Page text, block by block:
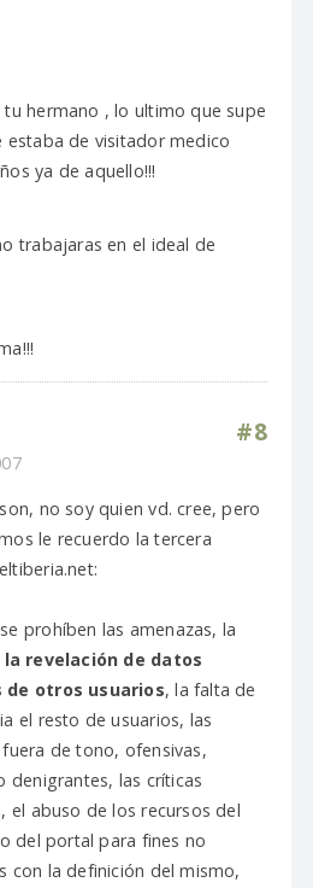
tu hermano , lo ultimo que supe
estaba de visitador medico
ya de aquello!!!
trabajaras en el ideal de
#8
no soy quien vd. cree, pero
le recuerdo la tercera
prohíben las amenazas, la
la revelación de datos
de otros usuarios, la falta de
el resto de usuarios, las
de tono, ofensivas,
denigrantes, las críticas
el abuso de los recursos del
del portal para fines no
con la definición del mismo,